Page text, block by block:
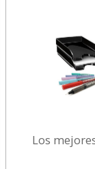
Los